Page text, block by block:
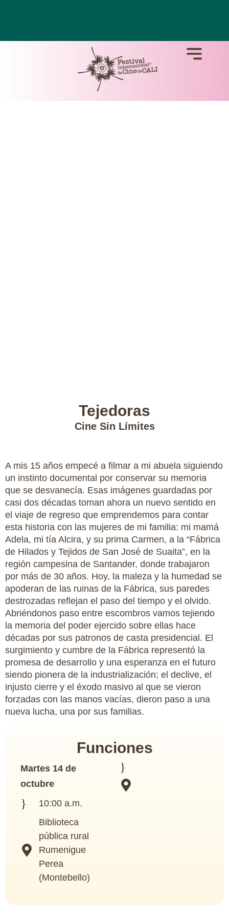
Tejedoras
Cine Sin Límites
A mis 15 años empecé a filmar a mi abuela siguiendo
un instinto documental por conservar su memoria
que se desvanecía. Esas imágenes guardadas por
casi dos décadas toman ahora un nuevo sentido en
el viaje de regreso que emprendemos para contar
esta historia con las mujeres de mi familia: mi mamá
Adela, mi tía Alcira, y su prima Carmen, a la “Fábrica
de Hilados y Tejidos de San José de Suaita”, en la
región campesina de Santander, donde trabajaron
por más de 30 años. Hoy, la maleza y la humedad se
apoderan de las ruinas de la Fábrica, sus paredes
destrozadas reflejan el paso del tiempo y el olvido.
Abriéndonos paso entre escombros vamos tejiendo
la memoria del poder ejercido sobre ellas hace
décadas por sus patronos de casta presidencial. El
surgimiento y cumbre de la Fábrica representó la
promesa de desarrollo y una esperanza en el futuro
siendo pionera de la industrialización; el declive, el
injusto cierre y el éxodo masivo al que se vieron
forzadas con las manos vacías, dieron paso a una
nueva lucha, una por sus familias.
Funciones
Martes 14 de
octubre
10:00 a.m.
Biblioteca
pública rural
Rumenigue
Perea
(Montebello)